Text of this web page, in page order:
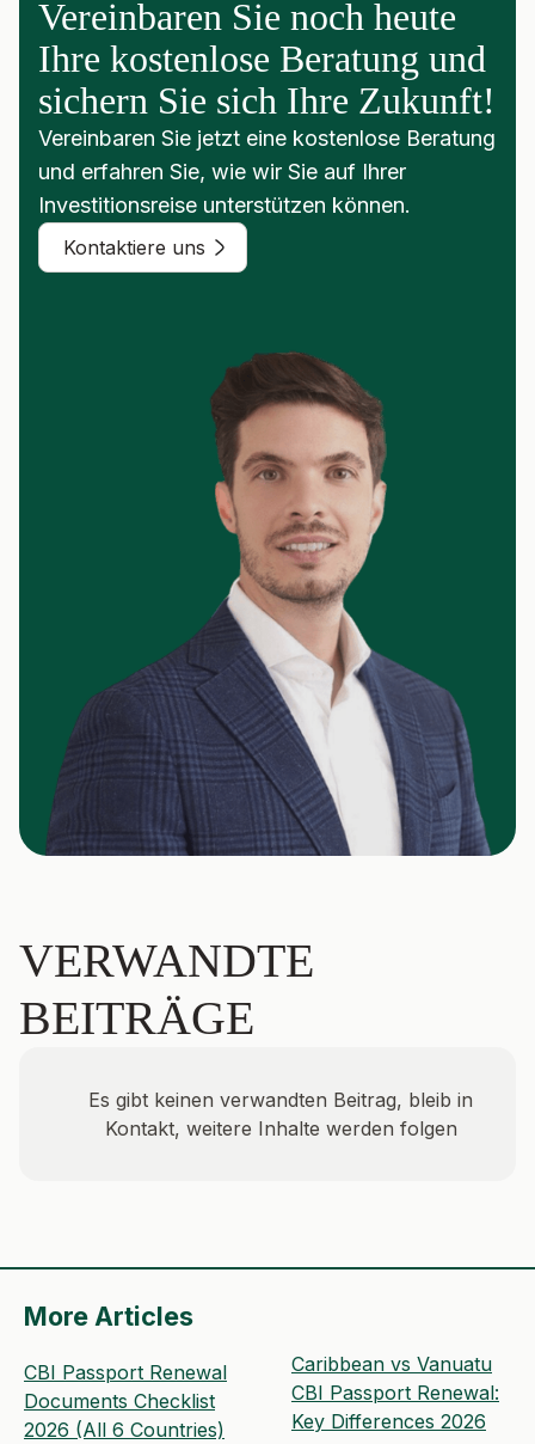
Vereinbaren Sie noch heute
Ihre kostenlose Beratung und
sichern Sie sich Ihre Zukunft!
Vereinbaren Sie jetzt eine kostenlose Beratung
und erfahren Sie, wie wir Sie auf Ihrer
Investitionsreise unterstützen können.
Kontaktiere uns
VERWANDTE
BEITRÄGE
Es gibt keinen verwandten Beitrag, bleib in
Kontakt, weitere Inhalte werden folgen
More Articles
CBI Passport Renewal
Documents Checklist
2026 (All 6 Countries)
Caribbean vs Vanuatu
CBI Passport Renewal:
Key Differences 2026